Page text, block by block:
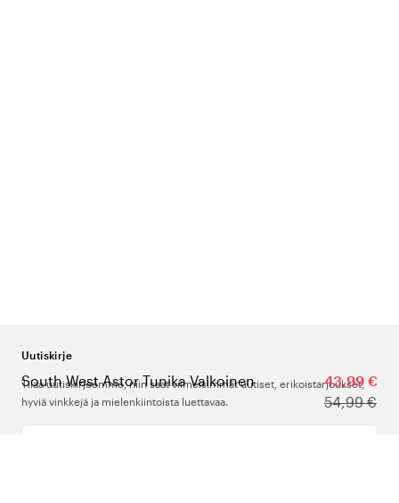
South West Astor Tunika Valkoinen
43,99 €
54,99 €
Uutiskirje
Tilaa uutiskirjeemme, niin saat viimeisimmät uutiset, erikoistarjoukset,
hyviä vinkkejä ja mielenkiintoista luettavaa.
Kirjoita sähköpostiosoitteesi